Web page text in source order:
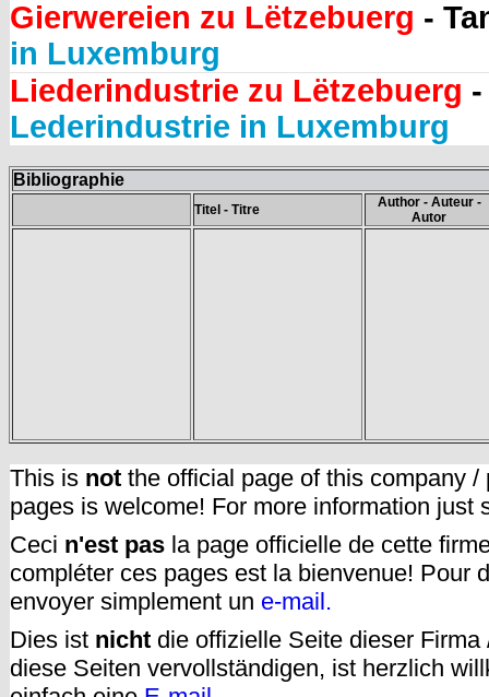
Gierwereien zu Lëtzebuerg -
in Luxemburg
Liederindustrie zu Lëtzebuerg
Lederindustrie in Luxemburg
Bibliographie
Titel - Titre
Author - Auteur -
Autor
This is not the official page of this company
pages is welcome! For more information just
Ceci n'est pas la page officielle de cette
compléter ces pages est la bienvenue! Pour
envoyer simplement un e-mail.
Dies ist nicht die offizielle Seite dieser
diese Seiten vervollständigen, ist herzlich